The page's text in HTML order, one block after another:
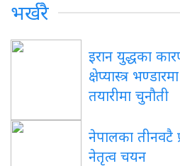
भर्खरै
इरान युद्धका
क्षेप्यास्त्र
तयारीमा चुनौती
नेपालका तीनवटै
नेतृत्व चयन